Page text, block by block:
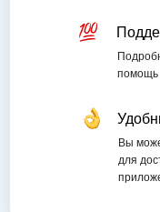
специалист в
вдохновитель
сохранения
помощь
Вы
для